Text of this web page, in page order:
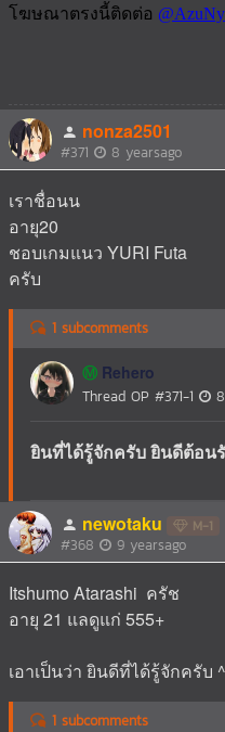
nonza2501
#371 8 yearsago
เราชื่อนน
อายุ20
ชอบเกมแนว YURI Futa
ครับ
1 subcomments
Ⓜ️ Rehero
Thread OP #371-1
ยินที่ได้รู้จักครับ ยินดีต้อน
newotaku M-1
#368 9 yearsago
Itshumo Atarashi ครัช
อายุ 21 แลดูแก่ 555+
เอาเป็นว่า ยินดีที่ได้รู้จักครับ
1 subcomments